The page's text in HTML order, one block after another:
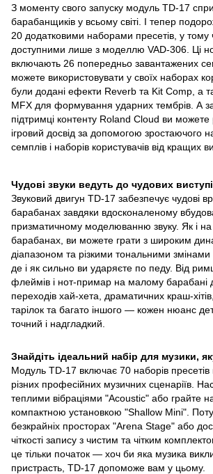
З моменту свого запуску модуль TD-17
барабанщиків у всьому світі. І тепер
20 додатковими наборами пресетів, у тому
доступними лише з моделлю VAD-306. Ці
включають 26 попередньо завантажених
можете використовувати у своїх наборах
були додані ефекти Reverb та Kit Comp, а
MFX для формування ударних тембрів. А
підтримці контенту Roland Cloud ви можете
ігровий досвід за допомогою зростаючого
семплів і наборів користувачів від кращих
Чудові звуки ведуть до чудових
Звуковий двигун TD-17 забезпечує чудові
барабанах завдяки вдосконаленому
призматичному моделюванню звуку. Як і на
барабанах, ви можете грати з широким
діапазоном та різкими тональними змінами
де і як сильно ви ударяєте по педу. Від
флеймів і нот-примар на малому барабані
переходів хай-хета, драматичних краш-
тарілок та багато іншого — кожен нюанс
точний і надгладкий.
Знайдіть ідеальний набір для музики,
Модуль TD-17 включає 70 наборів
різних професійних музичних сценаріїв.
теплими вібраціями "Acoustic" або грайте
компактною установкою "Shallow Mini".
безкрайніх просторах "Arena Stage" або
чіткості запису з чистим та чітким
це тільки початок — хоч би яка музика
пристрасть, TD-17 допоможе вам у цьому.